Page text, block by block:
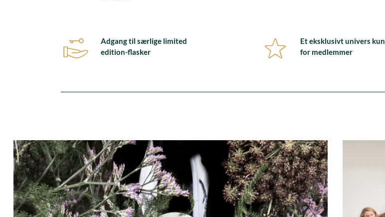
Adgang til særlige limited
edition-flasker
Et eksklusivt univers kun
for medlemmer